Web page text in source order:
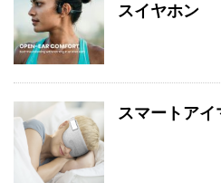
スイヤホン
スマートア